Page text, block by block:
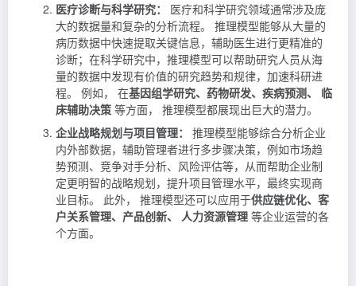
医疗诊断与科学研究：
医疗和科学研究领域通常涉及庞
大的数据量和复杂的分析流程。 推理模型能够从大量的
病历数据中快速提取关键信息，辅助医生进行更精准的
诊断；在科学研究中，推理模型可以帮助研究人员从海
量的数据中发现有价值的研究趋势和规律，加速科研进
程。 例如， 在基因组学研究、药物研发、疾病预测、 临
床辅助决策 等方面， 推理模型都展现出巨大的潜力。
企业战略规划与项目管理：
推理模型能够综合分析企业
内外部数据，辅助管理者进行多步骤决策，例如市场趋
势预测、竞争对手分析、风险评估等，从而帮助企业制
定更明智的战略规划，提升项目管理水平，最终实现商
业目标。 此外， 推理模型还可以应用于供应链优化、客
户关系管理、产品创新、 人力资源管理 等企业运营的各
个方面。